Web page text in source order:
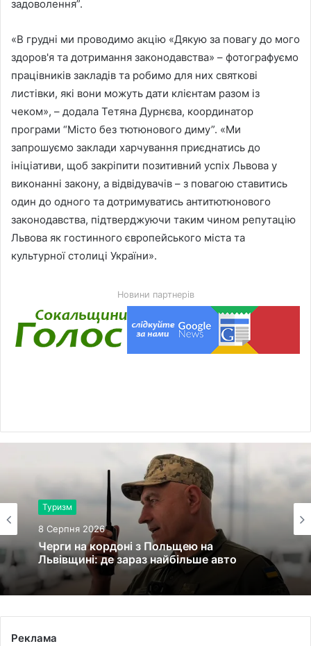
задоволення”.
«В грудні ми проводимо акцію «Дякую за повагу до мого
здоров'я та дотримання законодавства» – фотографуємо
працівників закладів та робимо для них святкові
листівки, які вони можуть дати клієнтам разом із
чеком», – додала Тетяна Дурнєва, координатор
програми “Місто без тютюнового диму”. «Ми
запрошуємо заклади харчування приєднатись до
ініціативи, щоб закріпити позитивний успіх Львова у
виконанні закону, а відвідувачів – з повагою ставитись
один до одного та дотримуватись антитютюнового
законодавства, підтверджуючи таким чином репутацію
Львова як гостинного європейського міста та
культурної столиці України».
Новини партнерів
Туризм
8 Серпня 2026
Черги на кордоні з Польщею на
Львівщині: де зараз найбільше авто
Реклама